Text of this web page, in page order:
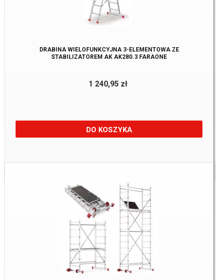
DRABINA WIELOFUNKCYJNA 3-ELEMENTOWA ZE
STABILIZATOREM AK AK280.3 FARAONE
1 240,95 zł
DO KOSZYKA
Dostępne:1 szt